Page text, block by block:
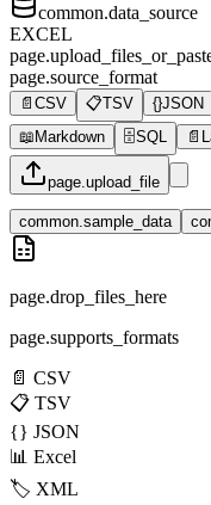
common.data_source
EXCEL
page.source_format
📄 CSV 📋TSV {}JSON
📖 Markdown 🗄️SQL 📄
page.upload_file
common.sample_data
page.drop_files_here
page.supports_formats
📄 CSV
📋 TSV
{} JSON
📊 Excel
🏷️ XML